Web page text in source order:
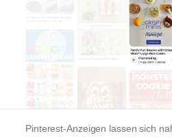
Pinterest-Anzeigen lassen sich